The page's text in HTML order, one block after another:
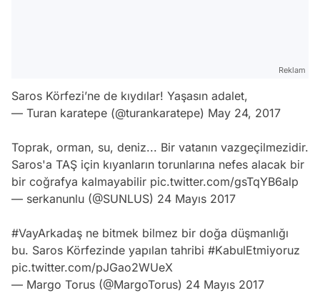
Reklam
Saros Körfezi’ne de kıydılar! Yaşasın adalet,
— Turan karatepe (@turankaratepe) May 24, 2017
Toprak, orman, su, deniz... Bir vatanın vazgeçilmezidir.
Saros'a TAŞ için kıyanların torunlarına nefes alacak bir
bir coğrafya kalmayabilir pic.twitter.com/gsTqYB6alp
— serkanunlu (@SUNLUS) 24 Mayıs 2017
#VayArkadaş ne bitmek bilmez bir doğa düşmanlığı
bu. Saros Körfezinde yapılan tahribi #KabulEtmiyoruz
pic.twitter.com/pJGao2WUeX
— Margo Torus (@MargoTorus) 24 Mayıs 2017